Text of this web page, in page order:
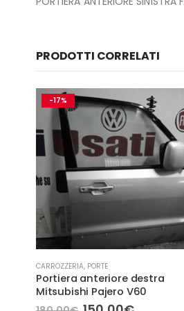
PRODOTTI CORRELATI
-17%
CARROZZERIA, PORTE
Portiera anteriore destra
Mitsubishi Pajero V60